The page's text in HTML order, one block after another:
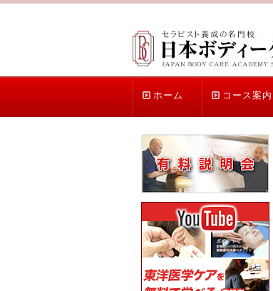
ホーム コース案内